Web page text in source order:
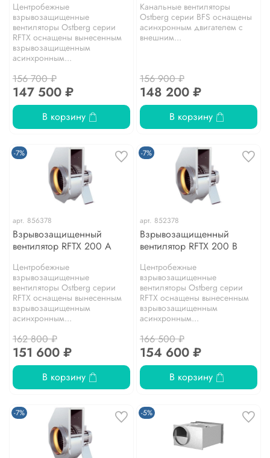
Центробежные
взрывозащищенные
вентиляторы Ostberg серии
RFТХ оснащены вынесенным
взрывозащищенным
асинхронным...
156 700 ₽
147 500 ₽
В корзину
Канальные вентиляторы
Ostberg серии BFS оснащены
асинхронным двигателем с
внешним...
156 900 ₽
148 200 ₽
В корзину
-7%
арт. 856378
Взрывозащищенный
вентилятор RFTX 200 A
Центробежные
взрывозащищенные
вентиляторы Ostberg серии
RFТХ оснащены вынесенным
взрывозащищенным
асинхронным...
162 800 ₽
151 600 ₽
В корзину
-7%
арт. 852378
Взрывозащищенный
вентилятор RFTX 200 B
Центробежные
взрывозащищенные
вентиляторы Ostberg серии
RFТХ оснащены вынесенным
взрывозащищенным
асинхронным...
166 500 ₽
154 600 ₽
В корзину
-7% -5%